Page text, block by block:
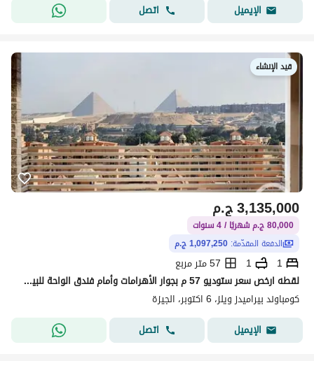
الإيميل اتصل
قيد الإنشاء
ج.م3,135,000
80,000 ج.م شهريًا / 4 سنوات
الدفعة المقدّمة: 1,097,250 ج.م
1
1
57 متر مربع
لقطه ارخص سعر ستوديو 57 م بجوار الأهرامات وأمام فندق الواحة للبيع بعائد يومي بالدولار (150 $ يوميًا)
كومباوند بيراميدز ويلز، 6 اكتوبر، الجيزة
الإيميل
اتصل